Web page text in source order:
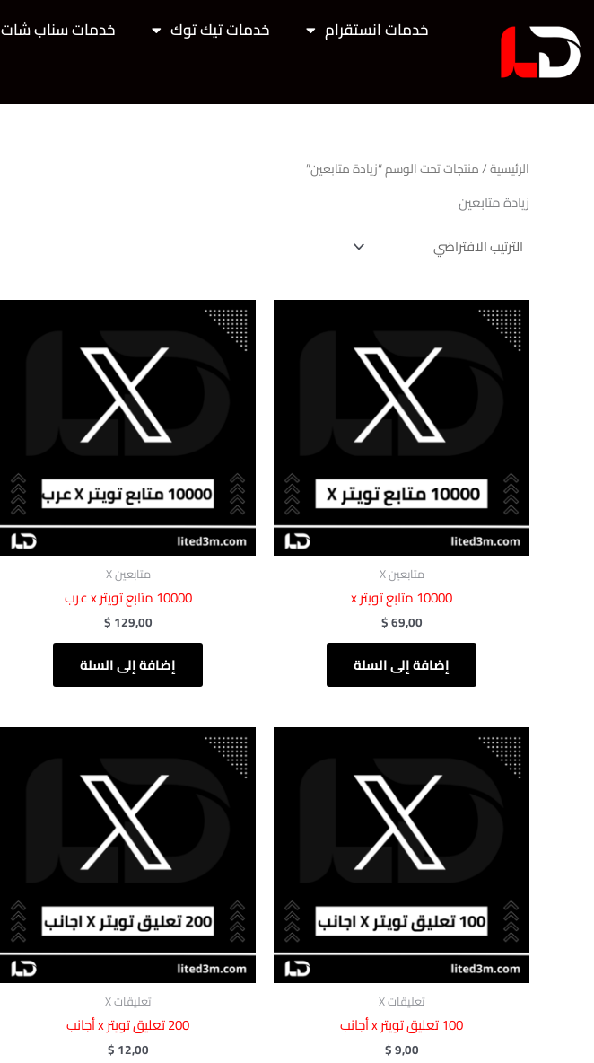
المحتوى
خدمات انستقرام خدمات تيك توك خدمات سناب شات
الرئيسية/ منتجات تحت الوسم “زيادة متابعين”
زيادة متابعين
متابعين X
‎ 10000متابع تويتر x
$69,00
إضافة إلى السلة
متابعين X
‏‏‎ 10000متابع تويتر x عرب
$129,00
إضافة إلى السلة
تعليقات X
‎ 100تعليق تويتر x أجانب
$9,00
تعليقات X
‎ 200تعليق تويتر x أجانب
$12,00